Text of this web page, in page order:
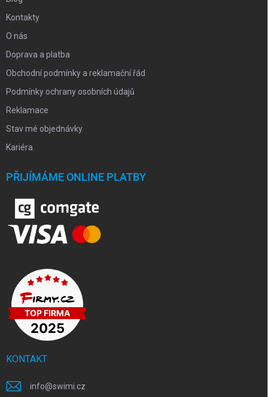
Kontakty
O nás
Doprava a platba
Obchodní podmínky a reklamační řád
Podmínky ochrany osobních údajů
Reklamace
Stav mé objednávky
Kariéra
PŘIJÍMÁME ONLINE PLATBY
KONTAKT
info@swimi.cz